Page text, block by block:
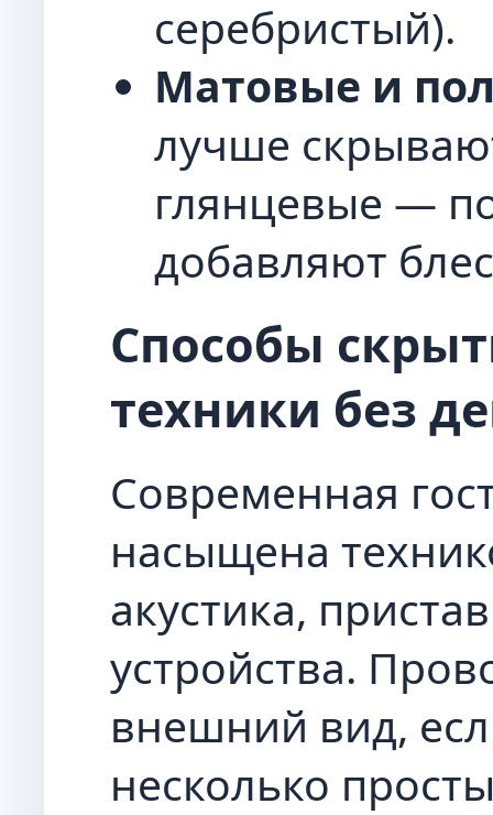
серебристый).
Матовые и
лучше
глянцевые —
добавляют
Способы
техники без
Современная
насыщена
акустика,
устройства.
внешний вид,
несколько